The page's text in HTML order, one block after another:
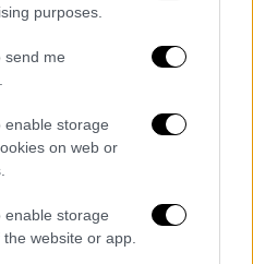
purposes.
send me
enable storage
on web or
enable storage
website or app.
καταχώρηση
του Αμπντούλ Ελ-Σαγέντ